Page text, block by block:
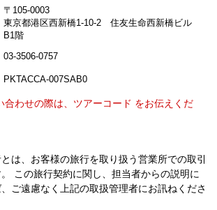
〒105-0003
東京都港区西新橋1-10-2 住友生命西新橋ビル
B1階
03-3506-0757
PKTACCA-007SAB0
わせの際は、ツアーコード をお伝えくだ
は、お客様の旅行を取り扱う営業所での取引
この旅行契約に関し、担当者からの説明に
ご遠慮なく上記の取扱管理者にお訊ねくださ